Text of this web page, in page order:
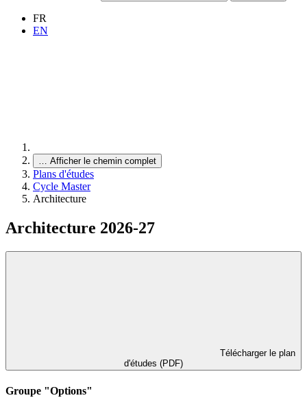
FR
EN
… Afficher le chemin complet
Plans d'études
Cycle Master
Architecture
Architecture 2026-27
d'études (PDF)
Groupe "Options"